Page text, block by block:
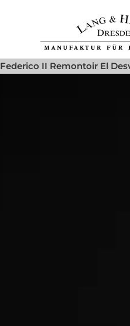
Federico II Remontoir El